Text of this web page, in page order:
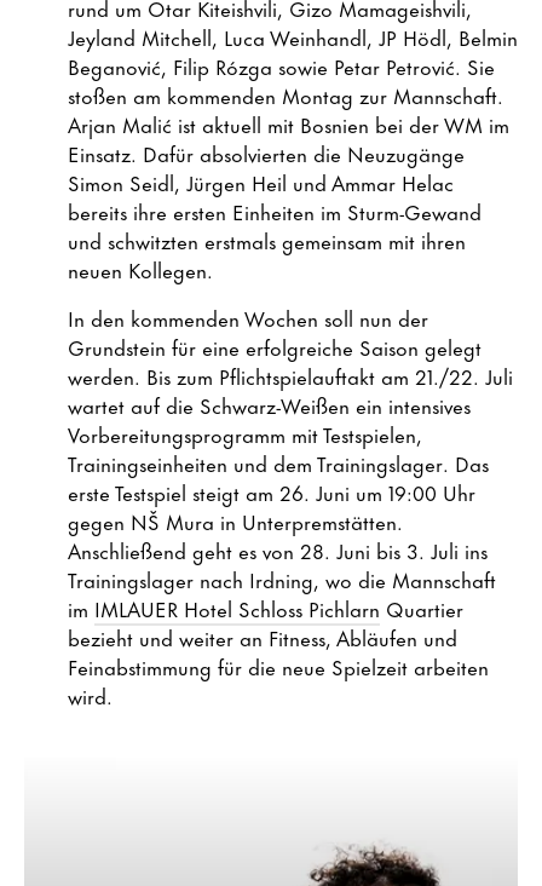
rund um Otar Kiteishvili, Gizo Mamageishvili,
Jeyland Mitchell, Luca Weinhandl, JP Hödl, Belmin
Beganović, Filip Rózga sowie Petar Petrović. Sie
stoßen am kommenden Montag zur Mannschaft.
Arjan Malić ist aktuell mit Bosnien bei der WM im
Einsatz. Dafür absolvierten die Neuzugänge
Simon Seidl, Jürgen Heil und Ammar Helac
bereits ihre ersten Einheiten im Sturm-Gewand
und schwitzten erstmals gemeinsam mit ihren
neuen Kollegen.
In den kommenden Wochen soll nun der
Grundstein für eine erfolgreiche Saison gelegt
werden. Bis zum Pflichtspielauftakt am 21./22. Juli
wartet auf die Schwarz-Weißen ein intensives
Vorbereitungsprogramm mit Testspielen,
Trainingseinheiten und dem Trainingslager. Das
erste Testspiel steigt am 26. Juni um 19:00 Uhr
gegen NŠ Mura in Unterpremstätten.
Anschließend geht es von 28. Juni bis 3. Juli ins
Trainingslager nach Irdning, wo die Mannschaft
im IMLAUER Hotel Schloss Pichlarn Quartier
bezieht und weiter an Fitness, Abläufen und
Feinabstimmung für die neue Spielzeit arbeiten
wird.